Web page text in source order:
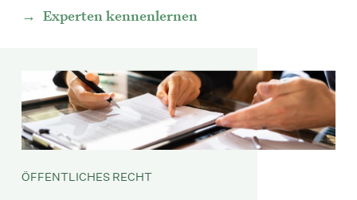
Experten kennenlernen
ÖFFENTLICHES RECHT